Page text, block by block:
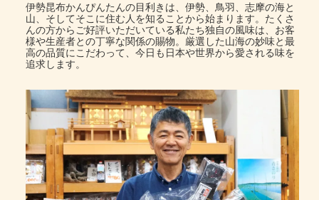
伊勢昆布かんぴんたんの目利きは、伊勢、鳥羽、志摩の海と
山、そしてそこに住む人を知ることから始まります。たくさ
んの方からご好評いただいている私たち独自の風味は、お客
様や生産者との丁寧な関係の賜物。厳選した山海の妙味と最
高の品質にこだわって、今日も日本や世界から愛される味を
追求します。